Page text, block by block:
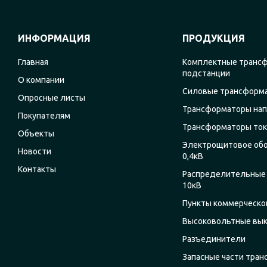
ИНФОРМАЦИЯ
Главная
О компании
Опросные листы
Покупателям
Объекты
Новости
Контакты
ПРОДУКЦИЯ
Комплектные
подстанции
Силовые
Трансформаторы
Трансформаторы
Электрощитовое
0,4кВ
Распределительные
10кВ
Пункты
Высоковольтные
Разъединители
Запасные части